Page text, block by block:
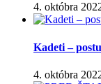
4. októbra
Kadeti –
4. októbra